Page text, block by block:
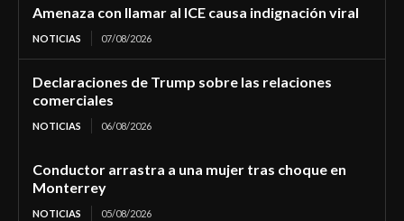
Amenaza con llamar al ICE causa indignación viral
NOTICIAS 07/08/2026
Declaraciones de Trump sobre las relaciones
comerciales
NOTICIAS 06/08/2026
Conductor arrastra a una mujer tras choque en
Monterrey
NOTICIAS 05/08/2026